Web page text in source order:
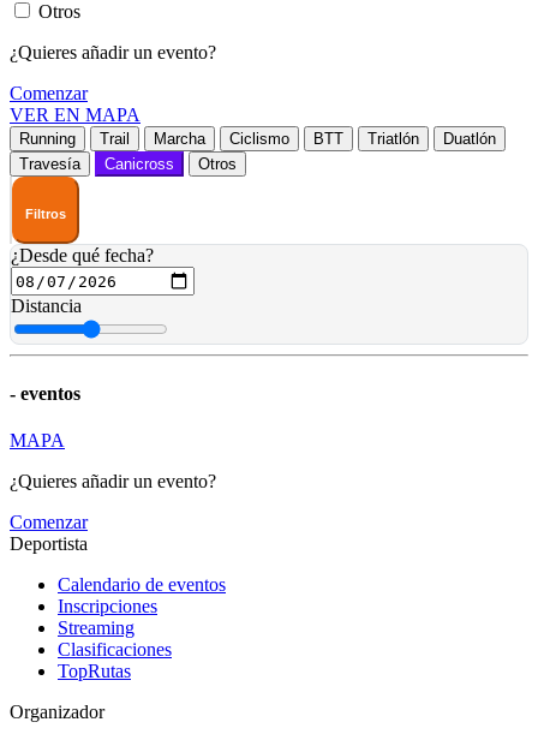
Otros
¿Quieres añadir un evento?
Comenzar
VER EN MAPA
Running Trail Marcha Ciclismo BTT Triatlón
Duatlón
Travesía
Canicross Otros
Filtros
¿Desde qué fecha?
Distancia
- eventos
MAPA
¿Quieres añadir un evento?
Comenzar
Deportista
Calendario de eventos
Inscripciones
Streaming
Clasificaciones
TopRutas
Organizador